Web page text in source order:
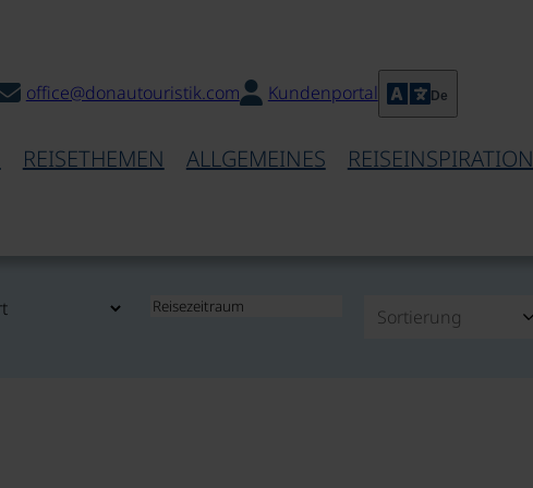
office@donautouristik.com Kundenportal De
REISETHEMEN ALLGEMEINES REISEINSPIRATION